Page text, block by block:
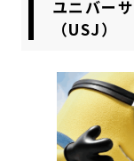
ユニバー
（USJ）